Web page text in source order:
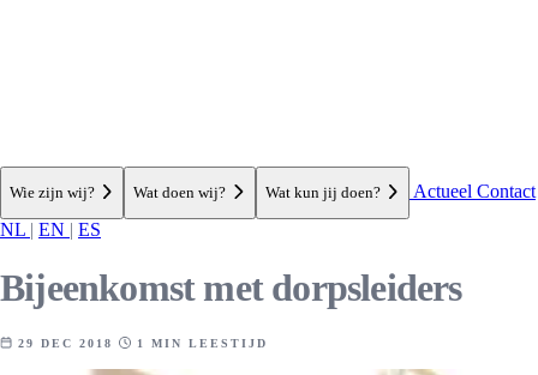
Wie zijn wij? Wat doen wij? Wat kun jij doen? Actueel Contact
NL | EN | ES
Bijeenkomst met dorpsleiders
29 DEC 2018 1 MIN LEESTIJD